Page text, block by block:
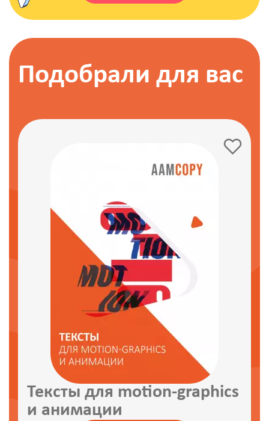
Подобрали для вас
Тексты для motion-graphics
и анимации